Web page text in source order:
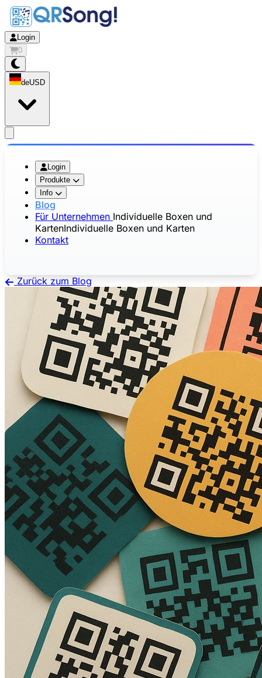
Login
0
deUSD
Login
Produkte
Info
Blog
Für Unternehmen Individuelle Boxen und
KartenIndividuelle Boxen und Karten
Kontakt
Zurück zum Blog